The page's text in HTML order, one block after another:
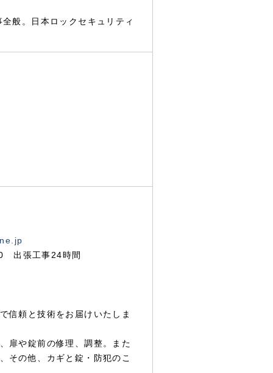
般。日本ロックセキュリティ
出張工事24時間
信頼と技術をお届けいたしま
扉や錠前の修理、調整。また
その他、カギと錠・防犯のこ